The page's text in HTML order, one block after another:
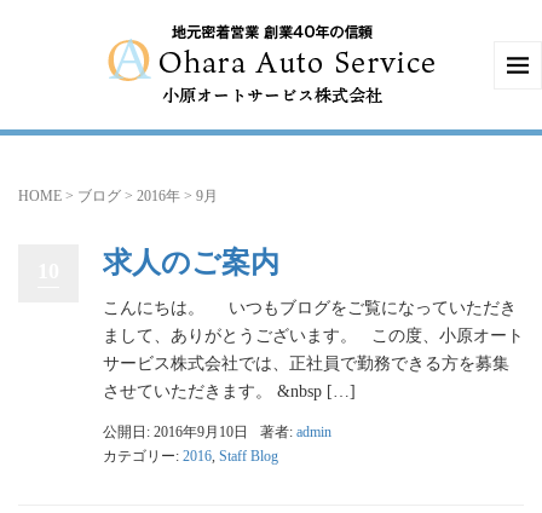
HOME > ブログ > 2016年 > 9月
求人のご案内
こんにちは。 いつもブログをご覧になっていただき
まして、ありがとうございます。 この度、小原オート
サービス株式会社では、正社員で勤務できる方を募集
させていただきます。 &nbsp […]
公開日: 2016年9月10日 著者: admin
カテゴリー: 2016 Staff Blog